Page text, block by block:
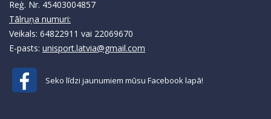
Reģ. Nr. 45403004857
Tālruņa numuri:
Veikals: 64822911 vai 22069670
E-pasts: unisport.latvia@gmail.com
Seko līdzi jaunumiem mūsu Facebook lapā!